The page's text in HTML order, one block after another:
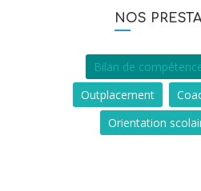
NOS
Bilan de
Outplacement
Orientation